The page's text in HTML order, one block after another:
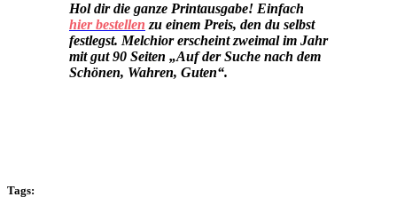
Hol dir die ganze Printausgabe! Einfach
hier bestellen zu einem Preis, den du selbst
festlegst. Melchior erscheint zweimal im Jahr
mit gut 90 Seiten „Auf der Suche nach dem
Schönen, Wahren, Guten“.
Tags: